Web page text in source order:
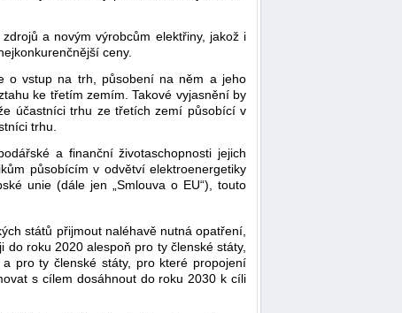
a novým výrobcům elektřiny, jakož i
ceny.
o vstup na trh, působení na něm a jeho
ke třetím zemím. Takové vyjasnění by
účastníci trhu ze třetích zemí působící v
trhu.
a finanční životaschopnosti jejich
působícím v odvětví elektroenergetiky
unie (dále jen „Smlouva o EU“), touto
států přijmout naléhavě nutná opatření,
roku 2020 alespoň pro ty členské státy,
pro ty členské státy, pro které propojení
s cílem dosáhnout do roku 2030 k cíli